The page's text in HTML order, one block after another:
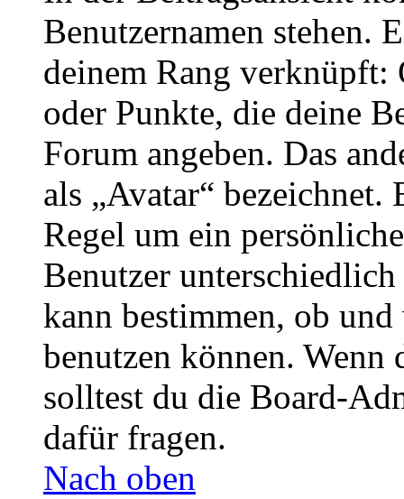
Benutzernamen stehen.
deinem Rang verknüpft:
oder Punkte, die deine
Forum angeben. Das
als „Avatar“
Regel um ein
Benutzer
kann bestimmen, ob
benutzen können. Wenn
solltest du die Board-
dafür fragen.
Nach oben